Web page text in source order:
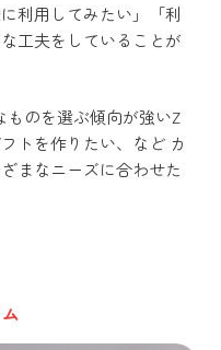
利用してみたい」「利
工夫をしていることが
ものを選ぶ傾向が強いZ
トを作りたい、など カ
まなニーズに合わせた